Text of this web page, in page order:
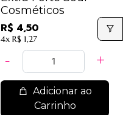
Cosméticos
R$ 4,50
4x R$ 1,27
Adicionar ao
Carrinho